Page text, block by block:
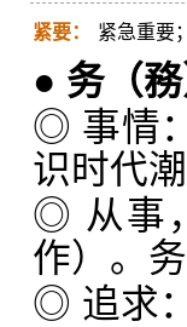
紧要： 紧急重要
● 务（務
◎ 事情
识时代
◎ 从事
作）。
◎ 追求